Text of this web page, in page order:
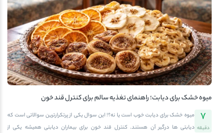
تفاوت چشمگیری در عملکرد ورزشی و بهبود ریکاوری عضلات ایجاد کند.اهمیت مصرف
آجیل برای ورزشکارانورزشکاران به رژیم غذایی دقیق و متعادل نیاز دارند تا انرژی کافی،
پروتئین مورد نیاز و ویتامین ها و مواد معدنی لازم برای فعالیت شدید و ریکاوری عضلات
تأمین شود. آجیل ها با داشتن ترکیبی از پروتئین گیاهی، چربی های سالم، فیبر، ویتامین
ها و مواد معدنی، یک میان وعده کامل برای […]
میوه خشک برای دیابت؛ راهنمای تغذیه سالم برای کنترل قند خون
7
دقیقه
میوه خشک برای دیابت خوب است یا نه؟! این سوال یکی از پرتکرارترین سوالاتی است که
دیابتی ها درگیر آن هستند. کنترل قند خون برای بیماران دیابتی همیشه یکی از